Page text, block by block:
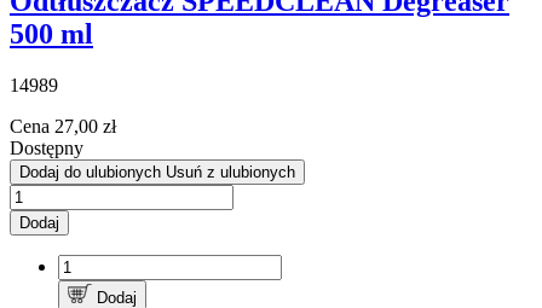
500 ml
14989
Cena 27,00 zł
Dostępny
Dodaj do ulubionych Usuń z ulubionych
Dodaj
Dodaj